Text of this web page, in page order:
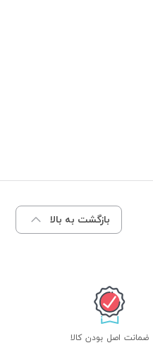
بازگشت به بالا
ضمانت اصل بودن کالا